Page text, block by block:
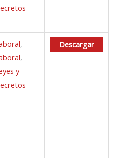
,
,
y
Descargar